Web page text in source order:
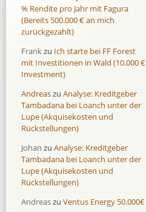
Finbee
43,2%
Finbee (CZK)
0,0 %
HeavyFinance
IUVO Group
-32,2 %
Lenndy
-314,6 %
Moncera
8,0 %
Monestro
9,1 %
Neo Finance
Omaraha
16,4 %
Finbee
35,2%
Finbee (CZK)
0,0 %
HeavyFinance
IUVO Group
-55,0 %
Lenndy
146,5 %
Moncera
11,1 %
Monestro
>1000%
Neo Finance
Omaraha
18,0 %
% Rendite pro Jahr mit Fagura
(Bereits 500.000 € an mich
zurückgezahlt)
Frankzu Ich starte bei FF Forest
mit Investitionen in Wald (10.000 €
Investment)
Andreaszu Analyse: Kreditgeber
Tambadana bei Loanch unter der
Lupe (Akquisekosten und
Rückstellungen)
Johan zu Analyse: Kreditgeber
Tambadana bei Loanch unter der
Lupe (Akquisekosten und
Rückstellungen)
Andreaszu Ventus Energy 50.000€